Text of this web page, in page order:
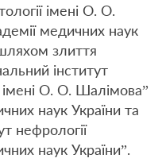
імені О. О.
медичних наук
злиття
інститут
імені О. О. Шалімова”
наук України та
нефрології
наук України”.